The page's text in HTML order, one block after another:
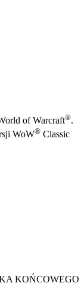
of Warcraft®.
WoW® Classic
KOŃCOWEGO